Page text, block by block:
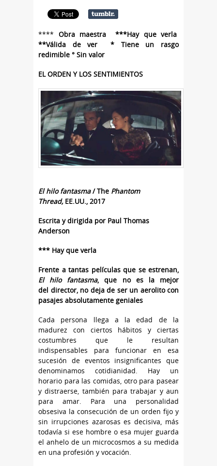
**** Obra maestra ***Hay que verla
**Válida de ver * Tiene un rasgo
redimible ° Sin valor
EL ORDEN Y LOS SENTIMIENTOS
El hilo fantasma/ The Phantom
Thread, EE.UU., 2017
Escrita y dirigida por Paul Thomas
Anderson
*** Hay que verla
Frente a tantas películas que se estrenan,
El hilo fantasma, que no es la mejor
del director, no deja de ser un aerolito con
pasajes absolutamente geniales
Cada persona llega a la edad de la
madurez con ciertos hábitos y ciertas
costumbres que le resultan
indispensables para funcionar en esa
sucesión de eventos insignificantes que
denominamos cotidianidad. Hay un
horario para las comidas, otro para pasear
y distraerse, también para trabajar y aun
para amar. Para una personalidad
obsesiva la consecución de un orden fijo y
sin irrupciones azarosas es decisiva, más
todavía si ese hombre o esa mujer guarda
el anhelo de un microcosmos a su medida
en una profesión y vocación.